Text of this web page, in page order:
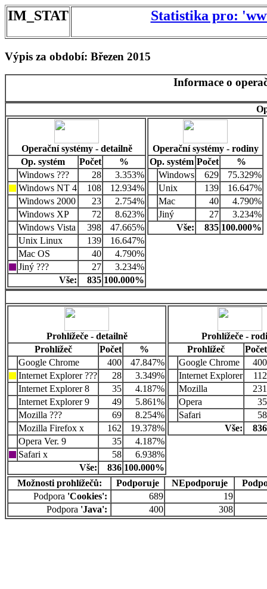
IM_STAT Statistika pro:
Výpis za období: Březen 2015
Informace o
Operační systémy - detailně
Op. systém
Počet
%
Windows ???
28
3.353%
Windows NT 4
108
12.934%
Windows 2000
23
2.754%
Windows XP
72
8.623%
Windows Vista
398
47.665%
Unix Linux
139
16.647%
Mac OS
40
4.790%
Jiný ???
27
3.234%
Vše:
835 100.000%
Operační systémy - rodiny
Op. systém Počet
%
Windows
629
75.329%
Unix
139
16.647%
Mac
40
4.790%
Jiný
27
3.234%
Vše:
835 100.000%
Prohlížeče - detailně
Prohlížeč
Počet
%
Google Chrome
400
47.847%
Internet Explorer ???
28
3.349%
Internet Explorer 8
35
4.187%
Internet Explorer 9
49
5.861%
Mozilla ???
69
8.254%
Mozilla Firefox x
162
19.378%
Opera Ver. 9
35
4.187%
Safari x
58
6.938%
Vše:
836 100.000%
Prohlížeče -
Prohlížeč
Počet
Google Chrome
400
Internet Explorer
112
Mozilla
231
Opera
35
Safari
58
Vše:
836
Možnosti prohlížečů: Podporuje NEpodporuje
Podpora 'Cookies': 689
19
Podpora 'Java': 400 308